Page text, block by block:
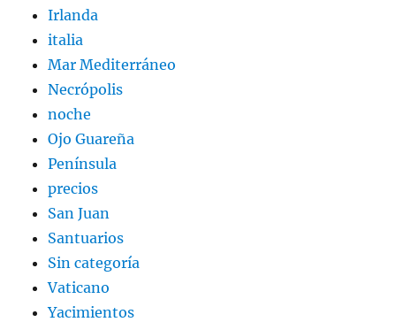
Irlanda
italia
Mar Mediterráneo
Necrópolis
noche
Ojo Guareña
Península
precios
San Juan
Santuarios
Sin categoría
Vaticano
Yacimientos